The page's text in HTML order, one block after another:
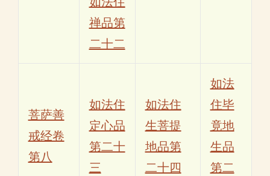
禅品第
二十二
菩萨善
戒经卷
第八
如法住
定心品
第二十
三
如法住
生菩提
地品第
二十四
如法
住毕
竟地
生品
第二